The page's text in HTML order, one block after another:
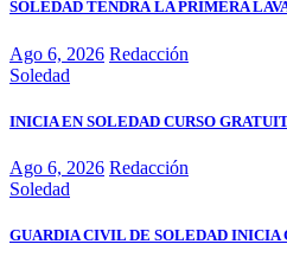
SOLEDAD TENDRÁ LA PRIMERA
Ago 6, 2026 Redacción
Soledad
INICIA EN SOLEDAD CURSO
Ago 6, 2026 Redacción
Soledad
GUARDIA CIVIL DE SOLEDAD